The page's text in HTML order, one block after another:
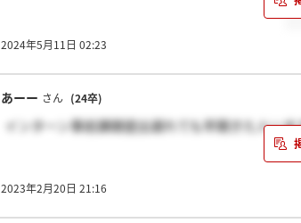
2024年5月11日 02:23
あーー さん (24卒)
インターン事前課題提出遅れても早期きた人いま
2023年2月20日 21:16